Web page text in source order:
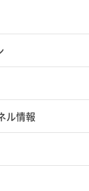
を作成する
ジを挿入する
ル情報
る